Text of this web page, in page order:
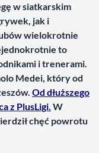
w siatkarskim
jak i
wielokrotnie
to
i trenerami.
Medei, który od
Od dłuższego
z PlusLigi. W
chęć powrotu